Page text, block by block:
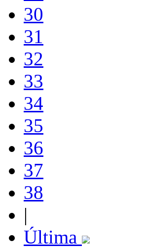
30
31
32
33
34
35
36
37
38
|
Última